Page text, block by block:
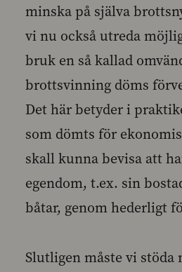
minska på själva
vi nu också utreda
bruk en så kallad
brottsvinning döms
Det här betyder i
som dömts för
skall kunna bevisa att
egendom, t.ex. sin
båtar, genom hederligt
Slutligen måste vi stöda